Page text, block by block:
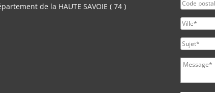
de la HAUTE SAVOIE ( 74 )